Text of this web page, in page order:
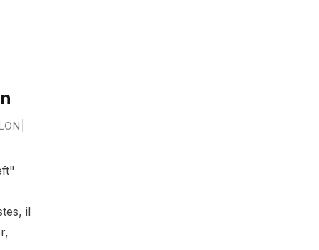
il